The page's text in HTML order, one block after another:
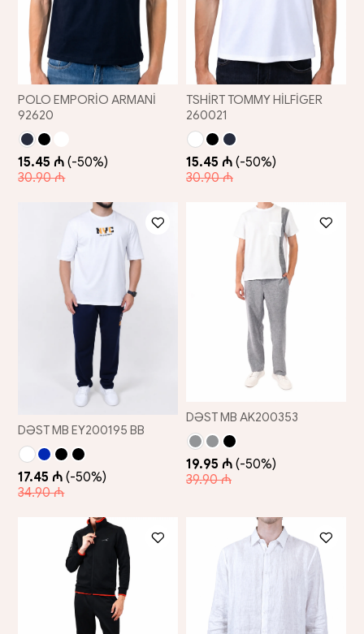
POLO EMPORİO ARMANİ
92620
15.45 ₼ (-50%)
30.90 ₼
TSHİRT TOMMY HİLFİGER
260021
15.45 ₼ (-50%)
30.90 ₼
DƏST MB EY200195 BB
17.45 ₼ (-50%)
34.90 ₼
DƏST MB AK200353
19.95 ₼ (-50%)
39.90 ₼